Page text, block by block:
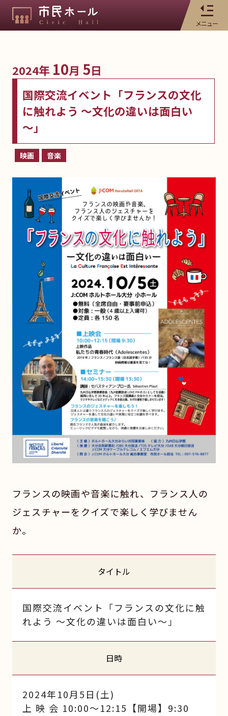
メニュー
2024年 10月 5日
国際交流イベント「フランスの文化
に触れよう ～文化の違いは面白い
～」
映画 音楽
フランスの映画や音楽に触れ、フランス人の
ジェスチャーをクイズで楽しく学びません
か。
タイトル
国際交流イベント「フランスの文化に触
れよう ～文化の違いは面白い～」
日時
2024年10月5日(土)
上 映 会 10:00～12:15【開場】9:30